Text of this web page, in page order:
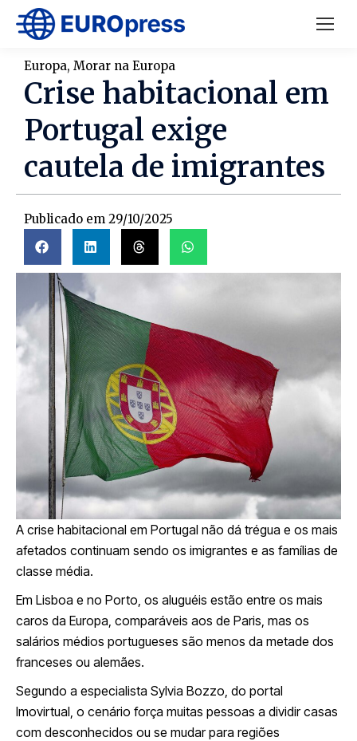
Europa, Morar na Europa
Crise habitacional em
Portugal exige
cautela de imigrantes
Publicado em 29/10/2025
A crise habitacional em Portugal não dá trégua e os mais
afetados continuam sendo os imigrantes e as famílias de
classe média.
Em Lisboa e no Porto, os aluguéis estão entre os mais
caros da Europa, comparáveis aos de Paris, mas os
salários médios portugueses são menos da metade dos
franceses ou alemães.
Segundo a especialista Sylvia Bozzo, do portal
Imovirtual, o cenário força muitas pessoas a dividir casas
com desconhecidos ou se mudar para regiões